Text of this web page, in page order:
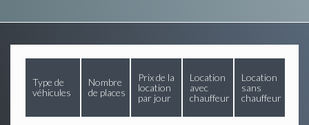
Type de
véhicules
Nombre
de places
Prix de la
location
par jour
Location
avec
chauffeur
Location
sans
chauffeur